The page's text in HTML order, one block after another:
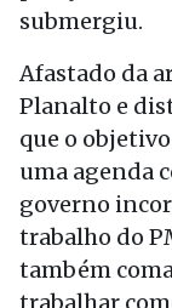
submergiu.
Afastado da
Planalto e
que o
uma agenda
governo
trabalho do
também